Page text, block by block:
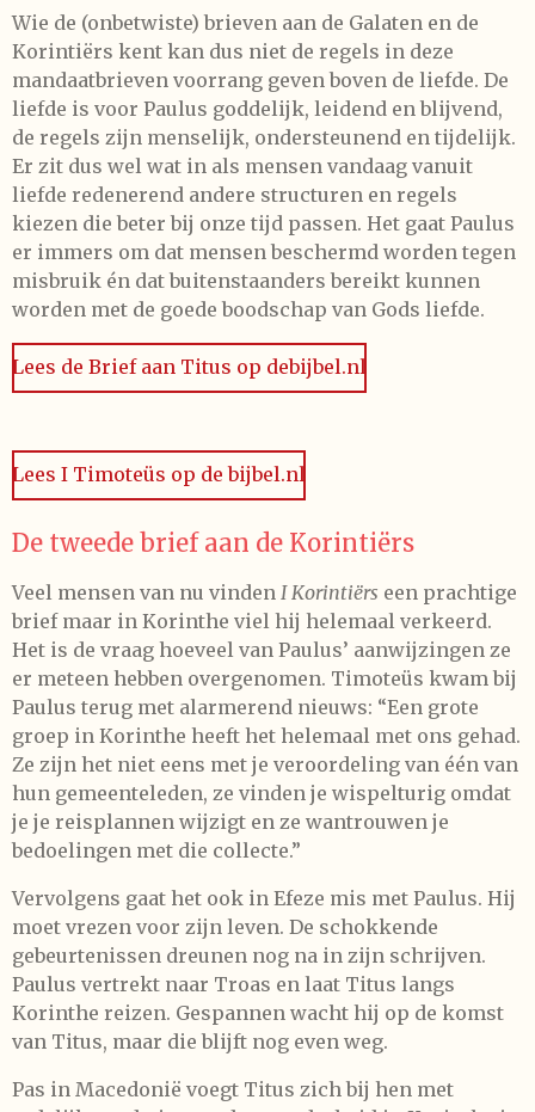
Wie de (onbetwiste) brieven aan de Galaten en de
Korintiërs kent kan dus niet de regels in deze
mandaatbrieven voorrang geven boven de liefde. De
liefde is voor Paulus goddelijk, leidend en blijvend,
de regels zijn menselijk, ondersteunend en tijdelijk.
Er zit dus wel wat in als mensen vandaag vanuit
liefde redenerend andere structuren en regels
kiezen die beter bij onze tijd passen. Het gaat Paulus
er immers om dat mensen beschermd worden tegen
misbruik én dat buitenstaanders bereikt kunnen
worden met de goede boodschap van Gods liefde.
Lees de Brief aan Titus op debijbel.nl
Lees I Timoteüs op de bijbel.nl
De tweede brief aan de Korintiërs
Veel mensen van nu vinden I Korintiërs een prachtige
brief maar in Korinthe viel hij helemaal verkeerd.
Het is de vraag hoeveel van Paulus’ aanwijzingen ze
er meteen hebben overgenomen. Timoteüs kwam bij
Paulus terug met alarmerend nieuws: “Een grote
groep in Korinthe heeft het helemaal met ons gehad.
Ze zijn het niet eens met je veroordeling van één van
hun gemeenteleden, ze vinden je wispelturig omdat
je je reisplannen wijzigt en ze wantrouwen je
bedoelingen met die collecte.”
Vervolgens gaat het ook in Efeze mis met Paulus. Hij
moet vrezen voor zijn leven. De schokkende
gebeurtenissen dreunen nog na in zijn schrijven.
Paulus vertrekt naar Troas en laat Titus langs
Korinthe reizen. Gespannen wacht hij op de komst
van Titus, maar die blijft nog even weg.
Pas in Macedonië voegt Titus zich bij hen met